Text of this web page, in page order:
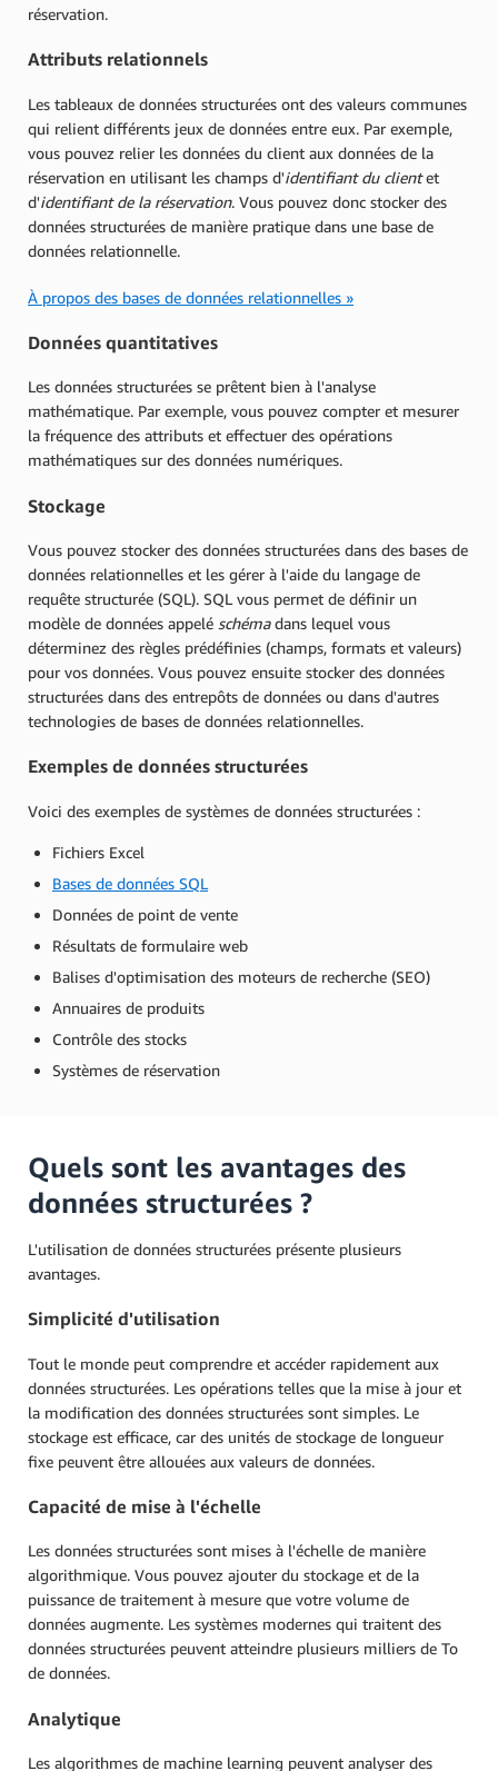
réservation.
Attributs relationnels
Les tableaux de données structurées ont des valeurs communes
qui relient différents jeux de données entre eux. Par exemple,
vous pouvez relier les données du client aux données de la
réservation en utilisant les champs d'identifiant du clientet
d'identifiant de la réservation. Vous pouvez donc stocker des
données structurées de manière pratique dans une base de
données relationnelle.
À propos des bases de données relationnelles »
Données quantitatives
Les données structurées se prêtent bien à l'analyse
mathématique. Par exemple, vous pouvez compter et mesurer
la fréquence des attributs et effectuer des opérations
mathématiques sur des données numériques.
Stockage
Vous pouvez stocker des données structurées dans des bases de
données relationnelles et les gérer à l'aide du langage de
requête structurée (SQL). SQL vous permet de définir un
modèle de données appelé schémadans lequel vous
déterminez des règles prédéfinies (champs, formats et valeurs)
pour vos données. Vous pouvez ensuite stocker des données
structurées dans des entrepôts de données ou dans d'autres
technologies de bases de données relationnelles.
Exemples de données structurées
Voici des exemples de systèmes de données structurées :
Fichiers Excel
Bases de données SQL
Données de point de vente
Résultats de formulaire web
Balises d'optimisation des moteurs de recherche (SEO)
Annuaires de produits
Contrôle des stocks
Systèmes de réservation
Quels sont les avantages des
données structurées ?
L'utilisation de données structurées présente plusieurs
avantages.
Simplicité d'utilisation
Tout le monde peut comprendre et accéder rapidement aux
données structurées. Les opérations telles que la mise à jour et
la modification des données structurées sont simples. Le
stockage est efficace, car des unités de stockage de longueur
fixe peuvent être allouées aux valeurs de données.
Capacité de mise à l'échelle
Les données structurées sont mises à l'échelle de manière
algorithmique. Vous pouvez ajouter du stockage et de la
puissance de traitement à mesure que votre volume de
données augmente. Les systèmes modernes qui traitent des
données structurées peuvent atteindre plusieurs milliers de To
de données.
Analytique
Les algorithmes de machine learning peuvent analyser des